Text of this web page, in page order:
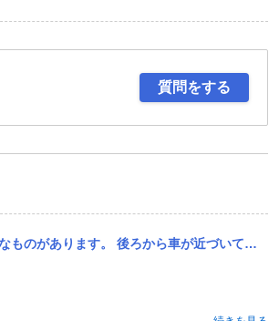
質問をする
きたらついスピードを上げてしまう癖です。 理由としては、煽られるのが怖かった...